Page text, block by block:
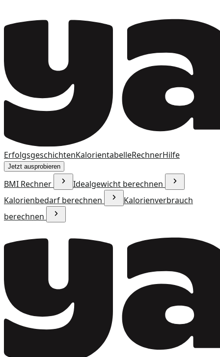
ErfolgsgeschichtenKalorientabelleRechnerHilfe
Jetzt ausprobieren
BMI Rechner
Idealgewicht berechnen
Kalorienbedarf berechnen
Kalorienverbrauch
berechnen